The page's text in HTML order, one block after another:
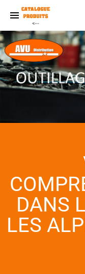
DANS
LES